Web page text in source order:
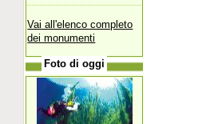
Vai all'elenco completo
dei monumenti
Foto di oggi